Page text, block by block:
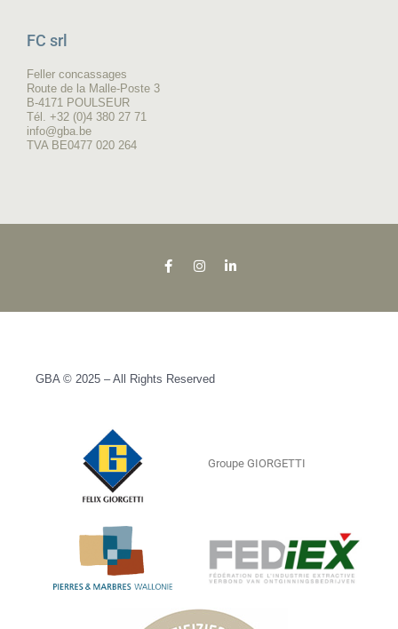
FC srl
Feller concassages
Route de la Malle-Poste 3
B-4171 POULSEUR
Tél. +32 (0)4 380 27 71
info@gba.be
TVA BE0477 020 264
GBA © 2025 – All Rights Reserved
Groupe GIORGETTI